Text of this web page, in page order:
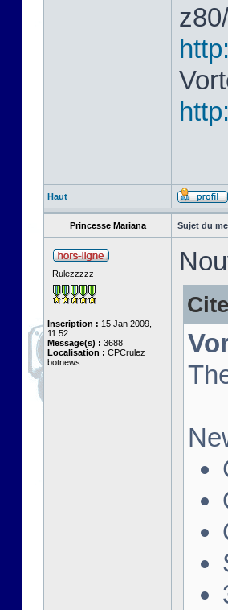
Haut
Princesse Mariana Sujet du
Rulezzzzz
Inscription : 15 Jan 2009,
11:52
Message(s) : 3688
Localisation : CPCrulez
botnews